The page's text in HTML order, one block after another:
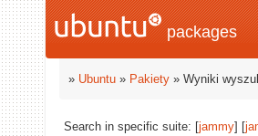
packages
» Ubuntu » Pakiety » Wyniki
Search in specific suite: [jammy] [